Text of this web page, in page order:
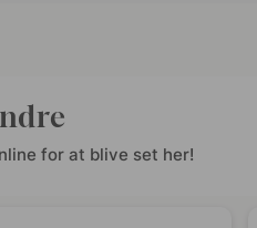
for at blive set her!